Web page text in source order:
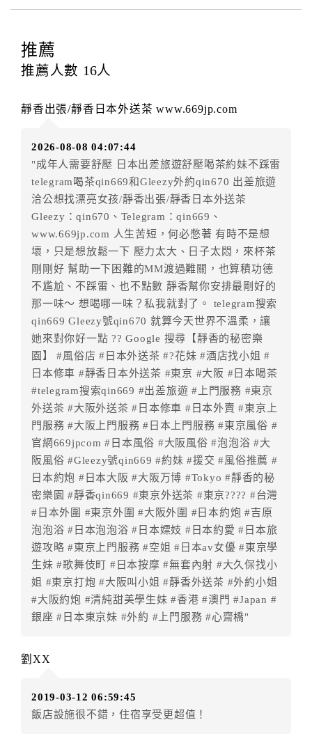
四、訂單異動
提出申辦不得異動訂單。
每筆訂單異動限定
辦理取消退款。
房者應補足差額。（限原訂飯店）
房者不得要求退其差額。（限原訂飯店）
五、保留住宿權益(保留住房)
．訂房者因故辦理訂單異動，本飯店可接受保留住宿金
額3個月
限原訂飯店），異動完成後不得辦理取消退款。
（提出申辦日為保留起算日）
．訂房者使用「保留住宿金額」時，請注意！為避免飯
店客滿，敬請及早計畫，如逾時未提出申辦，視同無條
件放棄訂單（住宿權益）。 （限原訂飯店使用）
．每筆訂單異動限定乙次，限原訂飯店，異動完成後不
得辦理取消退款。
．訂單異動後，訂單費用總計大於原訂單費用總計時，
訂房者應補足差額。 限原訂飯店
．訂單異動後，訂單費用總計小於原訂單費用總計時，
訂房者不得要求退其差額。限原訂飯店
六、取消訂單
訂房者因故取消訂單辦理退款，依下列標準申辦：
◎住房日7天前辦理者，訂單費用扣除總計0%為手續費
◎住房日4天前辦理者，訂單費用扣除總計25%為手續費
◎住房日1天前辦理者，訂單費用扣除總計45%為手續費
◎住房日當日辦理者，訂單費用扣除總計100%為手續費
◎住房日當日不得辦理。
◎住房日當日未辦理入住手續者，視同住房，已付訂單
之訂金將全額沒收。
七、天候因素
住房當日遇颱風、地震等不可抗拒因素時（以氣象局發
布或飯店所在地縣市政府頒布狀況”停止上班上課”為判
更住房日期或退費處理之。待飯店確認無誤後，可辦理
八、紅利點數/現金抵用券異動訂單說明
推薦
推薦人數 16人
靜香出張/靜香日本外送茶 www.669jp.com
2026-08-08 04:07:44
"成年人需要舒壓 日本出差旅遊舒壓喝茶約妹不踩雷
telegram喝茶qin669和Gleezy外約qin670 出差旅遊
洽公想找漂亮女孩/靜香出張/靜香日本外送茶
Gleezy：qin670、Telegram：qin669、
www.669jp.com 人生苦短，何必憋著 有時不是想
壞，只是想放鬆一下 壓力太大、日子太悶，來杯茶
剛剛好 幫助一下困難的MM渡過難關，也算積功德
不尷尬、不踩雷、也不點數 靜香幫你安排最剛好的
那一味～ 想喝哪一味？私我就對了。 telegram搜索
qin669 Gleezy號qin670 就算今天世界不溫柔，讓
她來對你好一點 ?? Google 搜尋【靜香的秘密樂
園】 #風俗店 #日本外送茶 #?花妹 #酒店找小姐 #
日本修車 #靜香日本外送茶 #東京 #大阪 #日本喝茶
#telegram搜索qin669 #出差旅遊 #上門服務 #東京
外送茶 #大阪外送茶 #日本修車 #日本外賣 #東京上
門服務 #大阪上門服務 #日本上門服務 #東京風俗 #
官網669jpcom #日本風俗 #大阪風俗 #泡泡浴 #大
阪風俗 #Gleezy號qin669 #約妹 #援交 #風俗推薦 #
日本約炮 #日本大阪 #大阪万博 #Tokyo #靜香的秘
密樂園 #靜香qin669 #東京外送茶 #東京???? #台灣
#日本外圍 #東京外圍 #大阪外圍 #日本約炮 #吉原
泡泡浴 #日本泡泡浴 #日本嫖妓 #日本約愛 #日本旅
遊攻略 #東京上門服務 #空姐 #日本av女優 #東京學
生妹 #歌舞伎町 #日本按摩 #無套內射 #大久保找小
姐 #東京打炮 #大阪叫小姐 #靜香外送茶 #外約小姐
#大阪約炮 #清純甜美學生妹 #香港 #澳門 #Japan #
銀座 #日本東京妹 #外約 #上門服務 #心齋橋"
劉XX
2019-03-12 06:59:45
飯店設施很不錯，住宿享受更超值！